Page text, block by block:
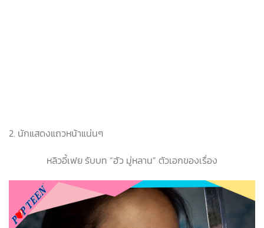
2. นักแสดงแถวหน้าแน่นๆ
หลิวอี้เฟย รับบท “ฮัว มู่หลาน” ตัวเอกของเรื่อง